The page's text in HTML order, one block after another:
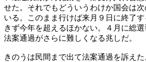
せた。それでもどういうわけか国会は
いる。このまま行けば来月９日に終了
きず今年を超えるほかない。４月に総
法案通過がさらに難しくなる兆しだ。
きのうは民間まで出て法案通過を訴え